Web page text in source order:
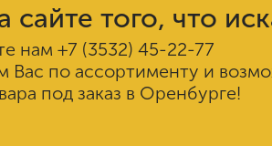
того, что
нам +7 (3532) 45-22-77
Вас по ассортименту и
под заказ в Оренбурге!